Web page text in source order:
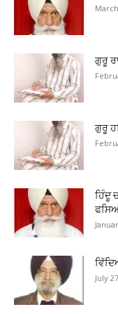
ਗੁਰੂ
ਗੁਰੂ
ਹਿੰਦੂ
July